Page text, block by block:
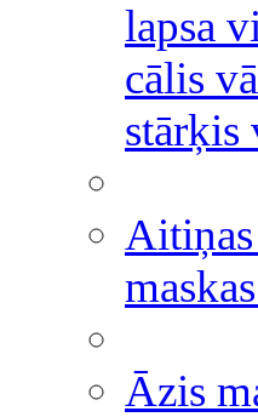
lapsa
cālis
stārķis
Aitiņas
Āzis